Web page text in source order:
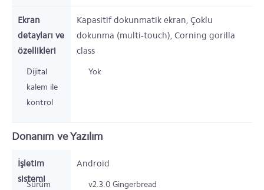
Ekran
detayları ve
özellikleri
Kapasitif dokunmatik ekran, Çoklu
dokunma (multi-touch), Corning gorilla
class
Dijital
kalem ile
kontrol
Yok
Donanım ve Yazılım
İşletim
sistemi
Android
Sürüm v2.3.0 Gingerbread